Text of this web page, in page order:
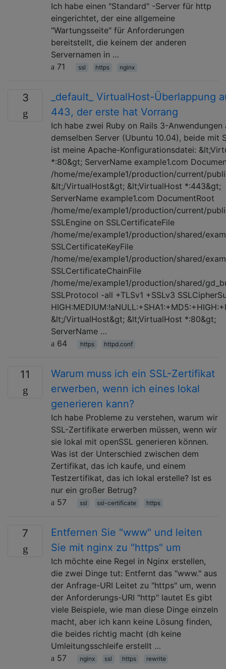
Ich habe einen "Standard" -Server für http
eingerichtet, der eine allgemeine
"Wartungsseite" für Anforderungen
bereitstellt, die keinem der anderen
Servernamen in …
71
ssl https nginx
3
_default_ VirtualHost-Überlappung
443, der erste hat Vorrang
Ich habe zwei Ruby on Rails 3-Anwendungen
demselben Server (Ubuntu 10.04), beide mit
ist meine Apache-Konfigurationsdatei:
*:80&gt; ServerName example1.com
/home/me/example1/production/current/
&lt;/VirtualHost&gt; &lt;VirtualHost *:443&gt;
ServerName example1.com DocumentRoot
/home/me/example1/production/current/
SSLEngine on SSLCertificateFile
/home/me/example1/production/shared/
SSLCertificateKeyFile
/home/me/example1/production/shared/
SSLCertificateChainFile
/home/me/example1/production/shared/
SSLProtocol -all +TLSv1 +SSLv3
&lt;/VirtualHost&gt; &lt;VirtualHost *:80&gt;
ServerName …
64
https httpd.conf
11
Warum muss ich ein SSL-Zertifikat
erwerben, wenn ich eines lokal
generieren kann?
Ich habe Probleme zu verstehen, warum wir
SSL-Zertifikate erwerben müssen, wenn wir
sie lokal mit openSSL generieren können.
Was ist der Unterschied zwischen dem
Zertifikat, das ich kaufe, und einem
Testzertifikat, das ich lokal erstelle? Ist es
nur ein großer Betrug?
57
ssl ssl-certificate https
7
Entfernen Sie "www" und leiten
Sie mit nginx zu "https" um
Ich möchte eine Regel in Nginx erstellen,
die zwei Dinge tut: Entfernt das "www." aus
der Anfrage-URI Leitet zu "https" um, wenn
der Anforderungs-URI "http" lautet Es gibt
viele Beispiele, wie man diese Dinge einzeln
macht, aber ich kann keine Lösung finden,
die beides richtig macht (dh keine
Umleitungsschleife erstellt …
57
nginx ssl https rewrite